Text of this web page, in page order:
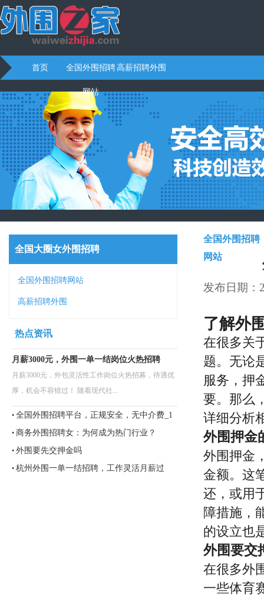
首页 全国外围招聘
网站
高薪招聘外围
全国大圈女外围招聘
全国外围招聘网站
高薪招聘外围
热点资讯
月薪3000元，外围一单一结岗位火热招聘
月薪3000元，外包灵活性工作岗位火热招募，待遇优
厚，机会不容错过！ 随着现代社...
• 全国外围招聘平台，正规安全，无中介费_1
• 商务外围招聘女：为何成为热门行业？
• 外围要先交押金吗
• 杭州外围一单一结招聘，工作灵活月薪过
全国外围招聘
网站
发布日期：
了解外
在很多关
题。无论
服务，押
要。那么
详细分析
外围押金
外围押金
金额。这
还，或用
障措施，
的设立也
外围要交
在很多外
一些体育